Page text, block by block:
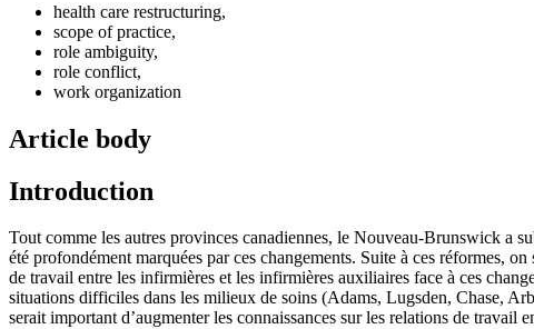
health care restructuring,
scope of practice,
role ambiguity,
role conflict,
work organization
Article body
Introduction
Tout comme les autres provinces canadiennes, le Nouveau-Brunswick a
été profondément marquées par ces changements. Suite à ces réformes,
de travail entre les infirmières et les infirmières auxiliaires face à ces
situations difficiles dans les milieux de soins (Adams, Lugsden, Chase,
serait important d’augmenter les connaissances sur les relations de